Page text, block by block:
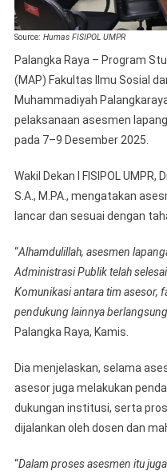
Source: Humas FISIPOL UMPR
Palangka Raya – Program
(MAP) Fakultas Ilmu Sosial
Muhammadiyah
pelaksanaan asesmen
pada 7–9 Desember 2025.
Wakil Dekan I FISIPOL
S.A., M.PA., mengatakan
lancar dan sesuai dengan
“Alhamdulillah, asesmen
Administrasi Publik telah
Komunikasi antara tim asesor,
pendukung lainnya
Palangka Raya, Kamis.
Dia menjelaskan, selama
asesor juga melakukan
dukungan institusi, serta
dijalankan oleh dosen dan
“Dalam proses asesmen itu